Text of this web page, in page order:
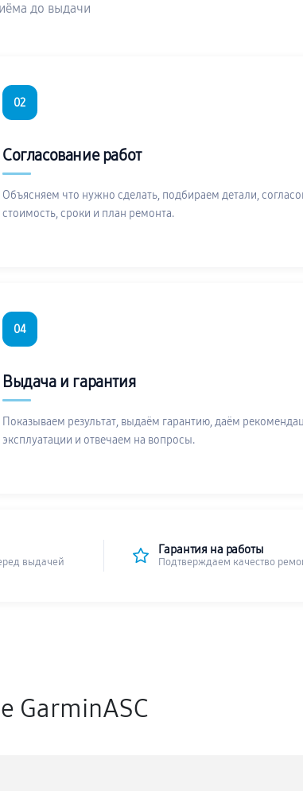
до выдачи
02
Согласование работ
Объясняем что нужно сделать, подбираем детали,
стоимость, сроки и план ремонта.
04
Выдача и гарантия
Показываем результат, выдаём гарантию, даём
эксплуатации и отвечаем на вопросы.
выдачей
Гарантия на работы
Подтверждаем качество
GarminASC